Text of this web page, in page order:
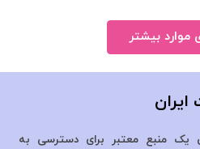
موارد بیشتر
ایران
یک منبع معتبر برای دسترسی به